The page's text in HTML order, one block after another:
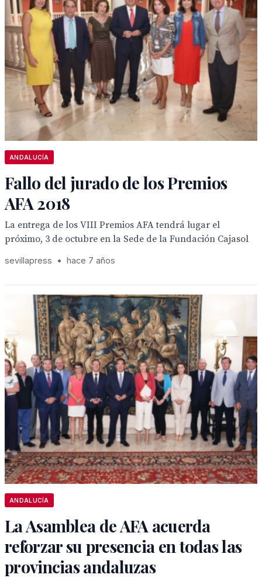
ANDALUCÍA
Fallo del jurado de los Premios
AFA 2018
La entrega de los VIII Premios AFA tendrá lugar el
próximo, 3 de octubre en la Sede de la Fundación Cajasol
sevillapress • hace 7 años
ANDALUCÍA
La Asamblea de AFA acuerda
reforzar su presencia en todas las
provincias andaluzas